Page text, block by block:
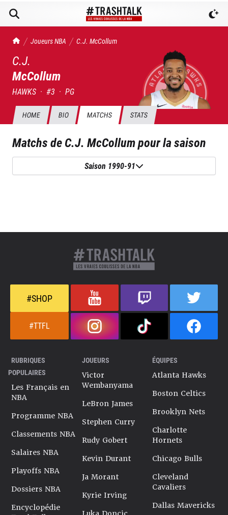
TrashTalk Actu NBA
Joueurs NBA C.J. McCollum
C.J.
McCollum
HAWKS · #3 · PG
HOME BIO MATCHS STATS
Matchs deC.J. McCollumpour la saison
Saison 1990-91
#SHOP
#TTFL
RUBRIQUES
POPULAIRES
Les Français en
NBA
Programme NBA
Classements NBA
Salaires NBA
Playoffs NBA
Dossiers NBA
Encyclopédie
JOUEURS
Victor
Wembanyama
LeBron James
Stephen Curry
Rudy Gobert
Kevin Durant
Ja Morant
Kyrie Irving
ÉQUIPES
Atlanta Hawks
Boston Celtics
Brooklyn Nets
Charlotte
Hornets
Chicago Bulls
Cleveland
Cavaliers
Dallas Mavericks